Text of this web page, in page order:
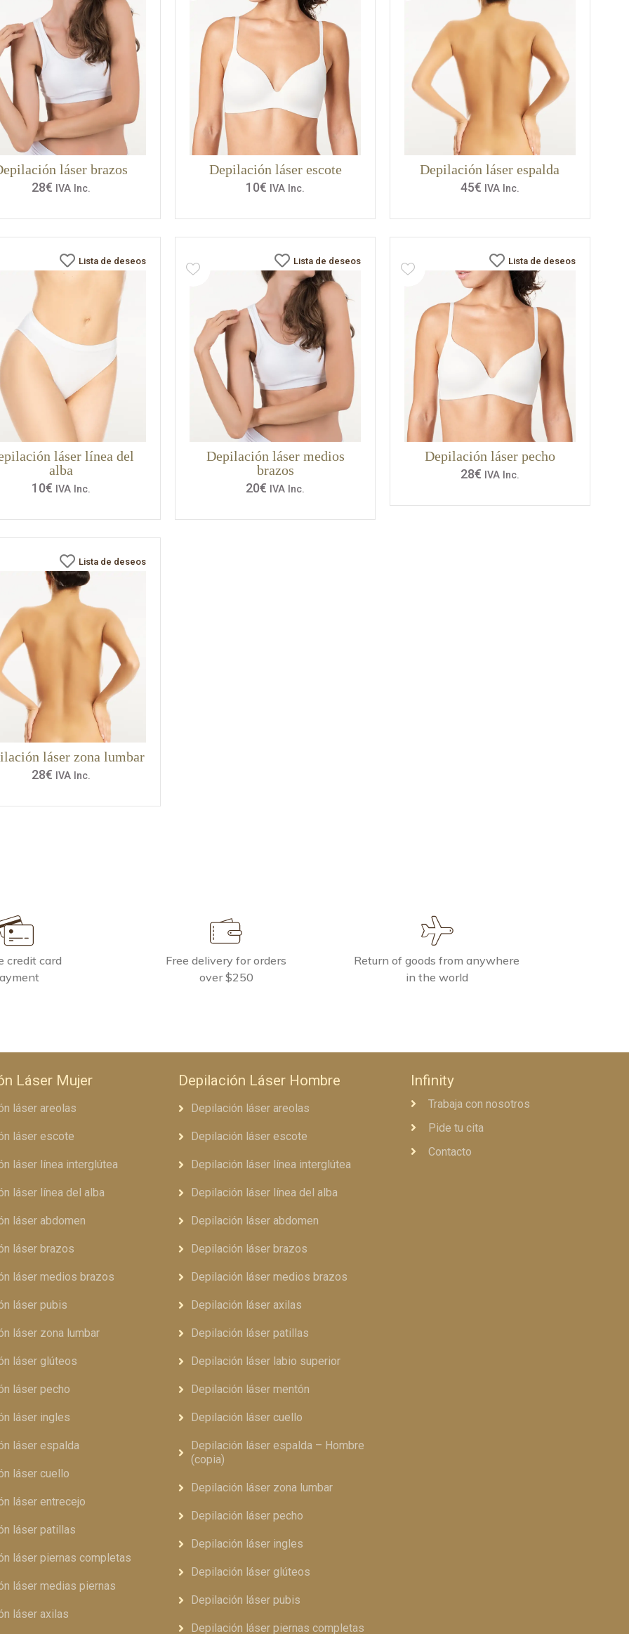
láser brazos
28€ IVA Inc.
Depilación láser escote
10€ IVA Inc.
Depilación láser espalda
45€ IVA Inc.
Lista de deseos
láser línea del
alba
10€ IVA Inc.
Lista de deseos
Depilación láser medios
brazos
20€ IVA Inc.
Lista de deseos
Depilación láser pecho
28€ IVA Inc.
Lista de deseos
láser zona lumbar
28€ IVA Inc.
credit card
Free delivery for orders
over $250
Return of goods from anywhere
in the world
Láser Mujer
láser areolas
láser escote
láser línea interglútea
láser línea del alba
láser abdomen
láser brazos
láser medios brazos
láser pubis
láser zona lumbar
láser glúteos
láser pecho
láser ingles
láser espalda
láser cuello
láser entrecejo
láser patillas
láser piernas completas
láser medias piernas
láser axilas
Depilación Láser Hombre
Depilación láser areolas
Depilación láser escote
Depilación láser línea interglútea
Depilación láser línea del alba
Depilación láser abdomen
Depilación láser brazos
Depilación láser medios brazos
Depilación láser axilas
Depilación láser patillas
Depilación láser labio superior
Depilación láser mentón
Depilación láser cuello
Depilación láser espalda – Hombre
(copia)
Depilación láser zona lumbar
Depilación láser pecho
Depilación láser ingles
Depilación láser glúteos
Depilación láser pubis
Depilación láser piernas completas
Infinity
Trabaja con nosotros
Pide tu cita
Contacto